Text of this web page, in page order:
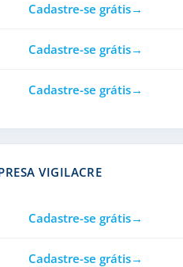
Cadastre-se grátis
Cadastre-se grátis
Cadastre-se grátis
VIGILACRE
Cadastre-se grátis
Cadastre-se grátis